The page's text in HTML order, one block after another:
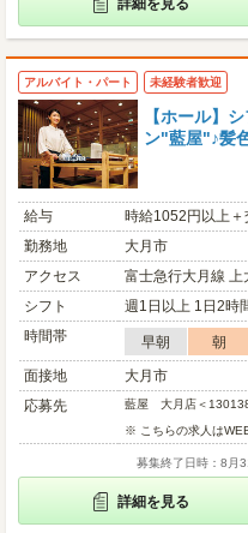
詳細を見る
アルバイト・パート 未経験者歓迎
【ホール】
ン"藍屋"♪髪
給与
時給1052円以上＋
勤務地
大月市
アクセス
富士急行大月線
シフト
週1日以上 1日2時
時間帯
早朝 朝
面接地
大月市
応募先
藍屋 大月店＜
※ こちらの求人は
募集終了日時：8月
詳細を見る